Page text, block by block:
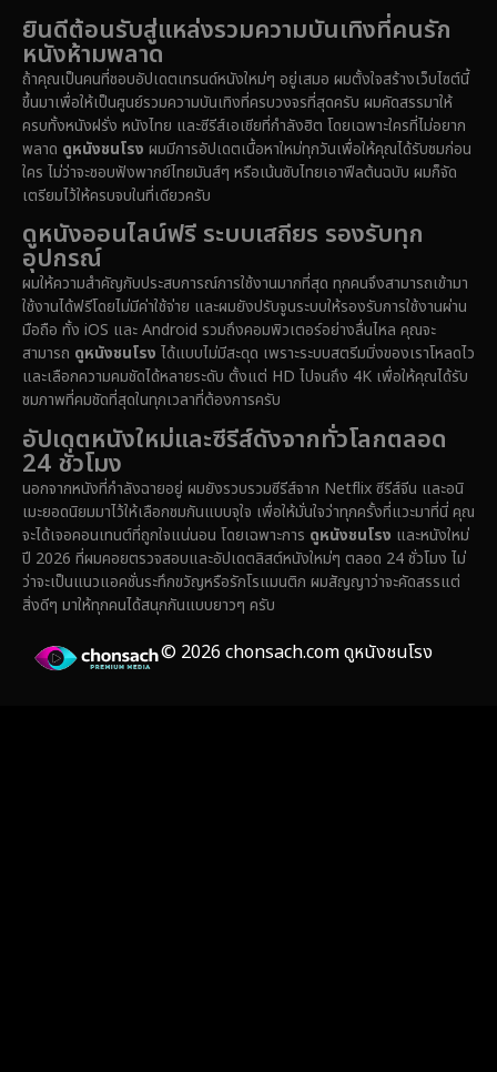
Detective สืบสวน
Disaster
Disney+ (5)
Documentary สารคดี (91)
Drama ดราม่า
Dystopian
Emotional (61)
Epic มหากาพย์ (219)
Family ครอบครัว
Fantasy จินตนาการ (324)
Fiction (14)
Gothic
1985
1983
1982
1981
1971
1962 1953
ยินดีต้อนรับสู่แหล่งรวมความบันเทิงที่คนรัก
หนังห้ามพลาด
ถ้าคุณเป็นคนที่ชอบอัปเดตเทรนด์หนังใหม่ๆ อยู่เสมอ ผมตั้งใจสร้างเว็บไซต์นี้
ขึ้นมาเพื่อให้เป็นศูนย์รวมความบันเทิงที่ครบวงจรที่สุดครับ ผมคัดสรรมาให้
ครบทั้งหนังฝรั่ง หนังไทย และซีรีส์เอเชียที่กำลังฮิต โดยเฉพาะใครที่ไม่อยาก
พลาด ดูหนังชนโรง ผมมีการอัปเดตเนื้อหาใหม่ทุกวันเพื่อให้คุณได้รับชมก่อน
ใคร ไม่ว่าจะชอบฟังพากย์ไทยมันส์ๆ หรือเน้นซับไทยเอาฟีลต้นฉบับ ผมก็จัด
เตรียมไว้ให้ครบจบในที่เดียวครับ
ดูหนังออนไลน์ฟรี ระบบเสถียร รองรับทุก
อุปกรณ์
ผมให้ความสำคัญกับประสบการณ์การใช้งานมากที่สุด ทุกคนจึงสามารถเข้ามา
ใช้งานได้ฟรีโดยไม่มีค่าใช้จ่าย และผมยังปรับจูนระบบให้รองรับการใช้งานผ่าน
มือถือ ทั้ง iOS และ Android รวมถึงคอมพิวเตอร์อย่างลื่นไหล คุณจะ
สามารถ ดูหนังชนโรง ได้แบบไม่มีสะดุด เพราะระบบสตรีมมิ่งของเราโหลดไว
และเลือกความคมชัดได้หลายระดับ ตั้งแต่ HD ไปจนถึง 4K เพื่อให้คุณได้รับ
ชมภาพที่คมชัดที่สุดในทุกเวลาที่ต้องการครับ
อัปเดตหนังใหม่และซีรีส์ดังจากทั่วโลกตลอด
24 ชั่วโมง
นอกจากหนังที่กำลังฉายอยู่ ผมยังรวบรวมซีรีส์จาก Netflix ซีรีส์จีน และอนิ
เมะยอดนิยมมาไว้ให้เลือกชมกันแบบจุใจ เพื่อให้มั่นใจว่าทุกครั้งที่แวะมาที่นี่ คุณ
จะได้เจอคอนเทนต์ที่ถูกใจแน่นอน โดยเฉพาะการ ดูหนังชนโรง และหนังใหม่
ปี 2026 ที่ผมคอยตรวจสอบและอัปเดตลิสต์หนังใหม่ๆ ตลอด 24 ชั่วโมง ไม่
ว่าจะเป็นแนวแอคชั่นระทึกขวัญหรือรักโรแมนติก ผมสัญญาว่าจะคัดสรรแต่
สิ่งดีๆ มาให้ทุกคนได้สนุกกันแบบยาวๆ ครับ
© 2026 chonsach.com ดูหนังชนโรง